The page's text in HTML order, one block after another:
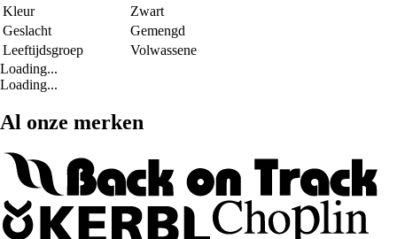
Kleur
Zwart
Geslacht
Gemengd
Leeftijdsgroep
Volwassene
Loading...
Loading...
Al onze merken